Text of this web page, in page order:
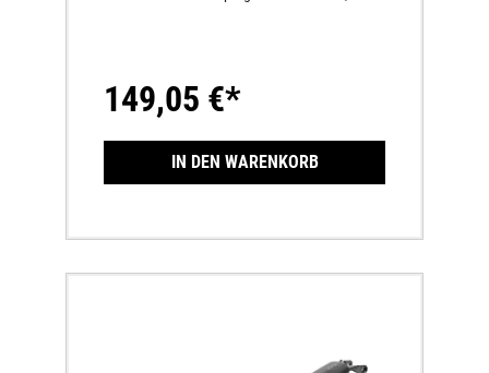
149,05 €*
IN DEN WARENKORB